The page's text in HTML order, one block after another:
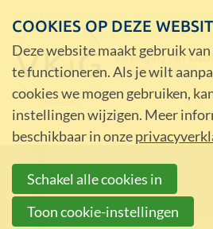
COOKIES OP DEZE
Deze website maakt gebruik
te functioneren. Als je wilt
cookies we mogen gebruiken,
instellingen wijzigen. Meer
beschikbaar in onze
Schakel alle cookies in
Toon cookie-instellingen